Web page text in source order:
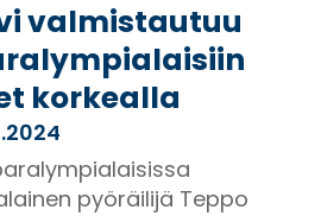
valmistautuu
korkealla
pyöräilijä Teppo